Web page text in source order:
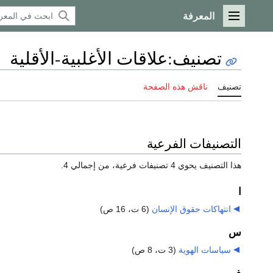
القائمة الرئيسية
المعرفة
تصنيف:علاقات الأغلبية-الأقلية
تصنيف ناقش هذه الصفحة
التصنيفات الفرعية
هذا التصنيف يحوي 4 تصنيفات فرعية، من إجمالي 4.
انتهاكات حقوق الإنسان (6 ت، 16 ص)
س
سياسات الهوية (3 ت، 8 ص)